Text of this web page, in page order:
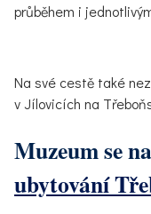
průběhem i
Na své cestě také
v Jílovicích na
Muzeum se
ubytování